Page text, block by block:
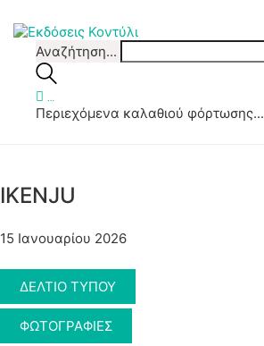
Αναζήτηση...
…
Περιεχόμενα καλαθιού φόρτωσης...
IKENJU
15 Ιανουαρίου 2026
ΔΕΛΤΙΟ ΤΥΠΟΥ
ΦΩΤΟΓΡΑΦΙΕΣ